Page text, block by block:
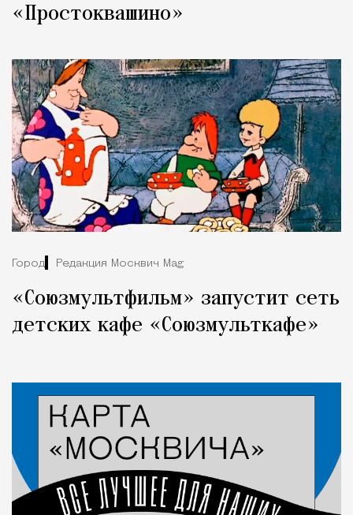
«Простоквашино»
Город Редакция Москвич Mag
«Союзмультфильм» запустит сеть
детских кафе «Союзмульткафе»